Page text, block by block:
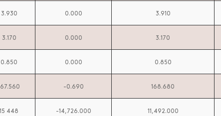
3.930 0.000 3.910
3.170 0.000 3.170
0.850 0.000 0.850
-0.690 168.680
15 448 -14,726.000 11,492.000